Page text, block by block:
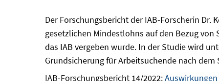
Der Forschungsbericht der IAB-Forscherin Dr.
gesetzlichen Mindestlohns auf den Bezug
das IAB vergeben wurde. In der Studie wird
Grundsicherung für Arbeitsuchende nach dem
IAB-Forschungsbericht 14/2022: